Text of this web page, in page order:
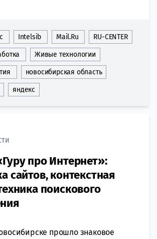
Intelsib Mail.Ru RU-CENTER
Живые технологии
новосибирская область
яндекс
про Интернет»:
сайтов, контекстная
поискового
прошло знаковое